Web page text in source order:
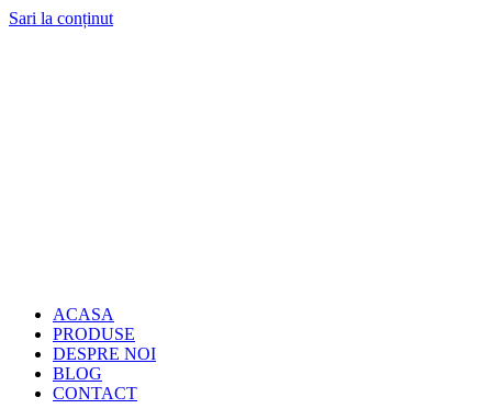
Sari la conținut
ACASA
PRODUSE
DESPRE NOI
BLOG
CONTACT